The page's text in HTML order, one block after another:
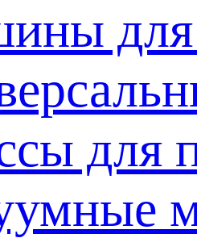
для
для